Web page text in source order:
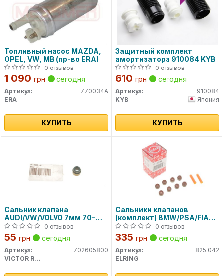
Топливный насос MAZDA,
OPEL, VW, MB (пр-во ERA)
0 отзывов
1 090 грн сегодня
Артикул:
770034A
ERA
КУПИТЬ
Защитный комплект
амортизатора 910084 KYB
0 отзывов
610 грн сегодня
Артикул:
910084
KYB
Япония
КУПИТЬ
Сальник клапана
AUDI/VW/VOLVO 7мм 70-
26058-00 VICTOR REINZ
0 отзывов
55 грн сегодня
Артикул:
702605800
VICTOR REINZ
Сальники клапанов
(комплект) BMW/PSA/FIAT
825.042 ELRING
0 отзывов
335 грн сегодня
Артикул:
825.042
ELRING